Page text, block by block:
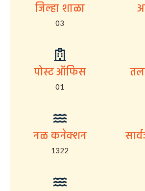
जिल्हा शाळा
03
पोस्ट ऑफिस
01
नळ कनेक्शन
1322